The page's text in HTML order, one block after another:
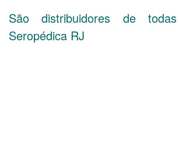
São distribuidores de
Seropédica RJ